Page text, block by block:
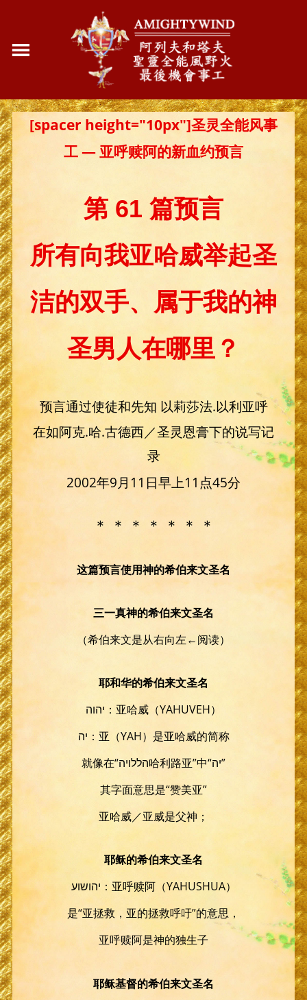
[spacer height="10px"]圣灵全能风事
工 — 亚呼赎阿的新血约预言
第 61 篇预言
所有向我亚哈威举起圣
洁的双手、属于我的神
圣男人在哪里？
预言通过使徒和先知 以莉莎法.以利亚呼
在如阿克.哈.古德西／圣灵恩膏下的说写记
录
2002年9月11日早上11点45分
＊ ＊ ＊ ＊ ＊ ＊ ＊
这篇预言使用神的希伯来文圣名
三一真神的希伯来文圣名
（希伯来文是从右向左←阅读）
耶和华的希伯来文圣名
יהוה：亚哈威（YAHUVEH）
יה：亚（YAH）是亚哈威的简称
就像在“הללויה哈利路亚”中“יה”
其字面意思是“赞美亚”
亚哈威／亚威是父神；
耶稣的希伯来文圣名
יהושוע：亚呼赎阿（YAHUSHUA）
是“亚拯救，亚的拯救呼吁”的意思，
亚呼赎阿是神的独生子
耶稣基督的希伯来文圣名